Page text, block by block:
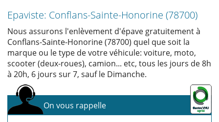
Epaviste: Conflans-Sainte-Honorine (78700)
Nous assurons l'enlèvement d'épave gratuitement à
Conflans-Sainte-Honorine (78700) quel que soit la
marque ou le type de votre véhicule: voiture, moto,
scooter (deux-roues), camion... etc, tous les jours de 8h
à 20h, 6 jours sur 7, sauf le Dimanche.
On vous rappelle